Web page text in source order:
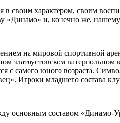
в своим характером, своим
«Динамо» и, конечно же,
на мировой спортивной
златоустовском
с самого юного возраста.
Игроки младшего состава
основным составом «Динамо-